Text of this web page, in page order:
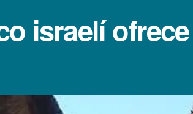
israelí­